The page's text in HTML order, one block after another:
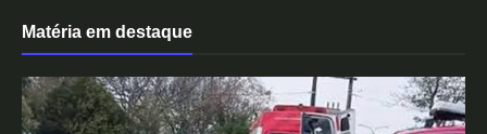
Matéria em destaque